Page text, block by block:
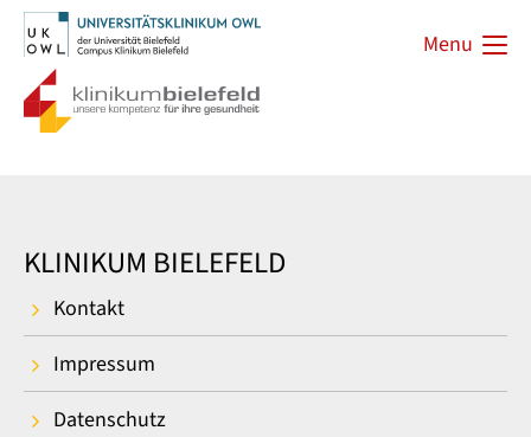
Menu
KLINIKUM BIELEFELD
Kontakt
Impressum
Datenschutz